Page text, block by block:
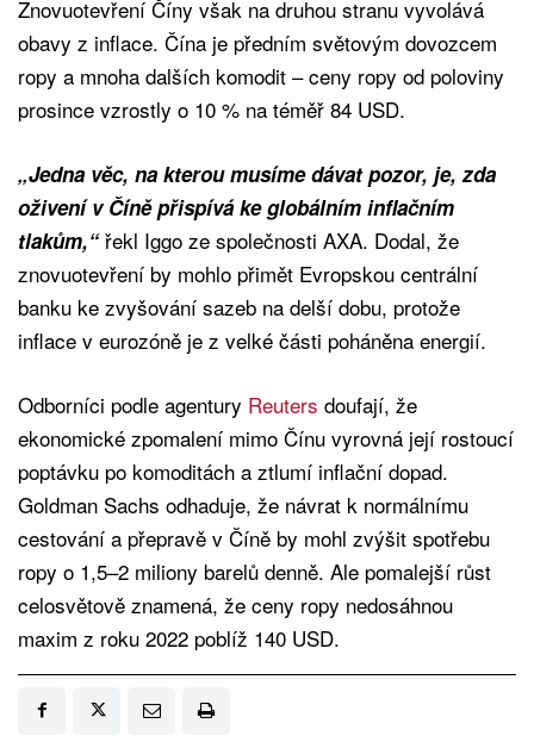
Znovuotevření Číny však na druhou stranu vyvolává
obavy z inflace. Čína je předním světovým dovozcem
ropy a mnoha dalších komodit – ceny ropy od poloviny
prosince vzrostly o 10 % na téměř 84 USD.
„Jedna věc, na kterou musíme dávat pozor, je, zda
oživení v Číně přispívá ke globálním inflačním
tlakům,“řekl Iggo ze společnosti AXA. Dodal, že
znovuotevření by mohlo přimět Evropskou centrální
banku ke zvyšování sazeb na delší dobu, protože
inflace v eurozóně je z velké části poháněna energií.
Odborníci podle agentury Reuters doufají, že
ekonomické zpomalení mimo Čínu vyrovná její rostoucí
poptávku po komoditách a ztlumí inflační dopad.
Goldman Sachs odhaduje, že návrat k normálnímu
cestování a přepravě v Číně by mohl zvýšit spotřebu
ropy o 1,5–2 miliony barelů denně. Ale pomalejší růst
celosvětově znamená, že ceny ropy nedosáhnou
maxim z roku 2022 poblíž 140 USD.